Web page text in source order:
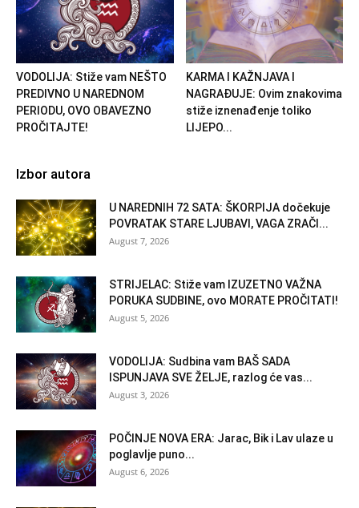
VODOLIJA: Stiže vam NEŠTO
PREDIVNO U NAREDNOM
PERIODU, OVO OBAVEZNO
PROČITAJTE!
KARMA I KAŽNJAVA I
NAGRAĐUJE: Ovim znakovima
stiže iznenađenje toliko
LIJEPO...
Izbor autora
U NAREDNIH 72 SATA: ŠKORPIJA dočekuje
POVRATAK STARE LJUBAVI, VAGA ZRAČI...
August 7, 2026
STRIJELAC: Stiže vam IZUZETNO VAŽNA
PORUKA SUDBINE, ovo MORATE PROČITATI!
August 5, 2026
VODOLIJA: Sudbina vam BAŠ SADA
ISPUNJAVA SVE ŽELJE, razlog će vas...
August 3, 2026
POČINJE NOVA ERA: Jarac, Bik i Lav ulaze u
poglavlje puno...
August 6, 2026